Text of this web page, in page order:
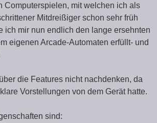
Computerspielen, mit welchen ich als
Mitdreißiger schon sehr früh
ich mir nun endlich den lange ersehnten
eigenen Arcade-Automaten erfüllt- und
die Features nicht nachdenken, da
Vorstellungen von dem Gerät hatte.
sind: